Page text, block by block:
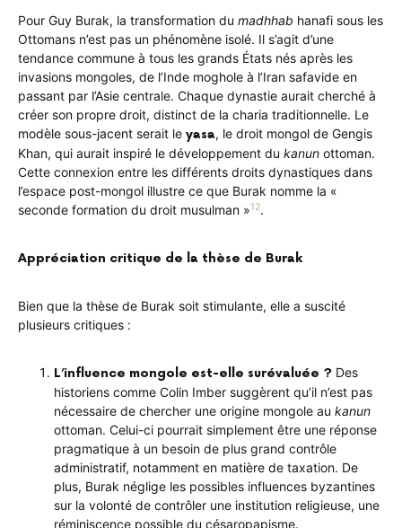
Pour Guy Burak, la transformation du madhhab hanafi sous les
Ottomans n’est pas un phénomène isolé. Il s’agit d’une
tendance commune à tous les grands États nés après les
invasions mongoles, de l’Inde moghole à l’Iran safavide en
passant par l’Asie centrale. Chaque dynastie aurait cherché à
créer son propre droit, distinct de la charia traditionnelle. Le
modèle sous-jacent serait le yasa, le droit mongol de Gengis
Khan, qui aurait inspiré le développement du kanun ottoman.
Cette connexion entre les différents droits dynastiques dans
l’espace post-mongol illustre ce que Burak nomme la «
seconde formation du droit musulman »12.
Appréciation critique de la thèse de Burak
Bien que la thèse de Burak soit stimulante, elle a suscité
plusieurs critiques :
L’influence mongole est-elle surévaluée ? Des
historiens comme Colin Imber suggèrent qu’il n’est pas
nécessaire de chercher une origine mongole au kanun
ottoman. Celui-ci pourrait simplement être une réponse
pragmatique à un besoin de plus grand contrôle
administratif, notamment en matière de taxation. De
plus, Burak néglige les possibles influences byzantines
sur la volonté de contrôler une institution religieuse, une
réminiscence possible du césaropapisme.